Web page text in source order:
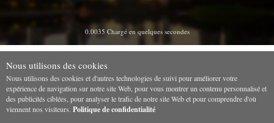
0.0035 Chargé en quelques secondes
Nous utilisons des cookies
Nous utilisons des cookies et d'autres technologies de suivi pour améliorer votre
expérience de navigation sur notre site Web, pour vous montrer un contenu personnalisé et
des publicités ciblées, pour analyser le trafic de notre site Web et pour comprendre d'où
viennent nos visiteurs. Politique de confidentialité